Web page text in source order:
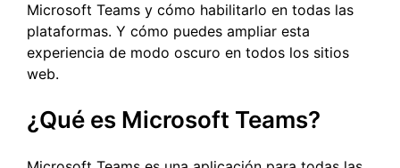
Microsoft Teams y cómo habilitarlo en todas las
plataformas. Y cómo puedes ampliar esta
experiencia de modo oscuro en todos los sitios
web.
¿Qué es Microsoft Teams?